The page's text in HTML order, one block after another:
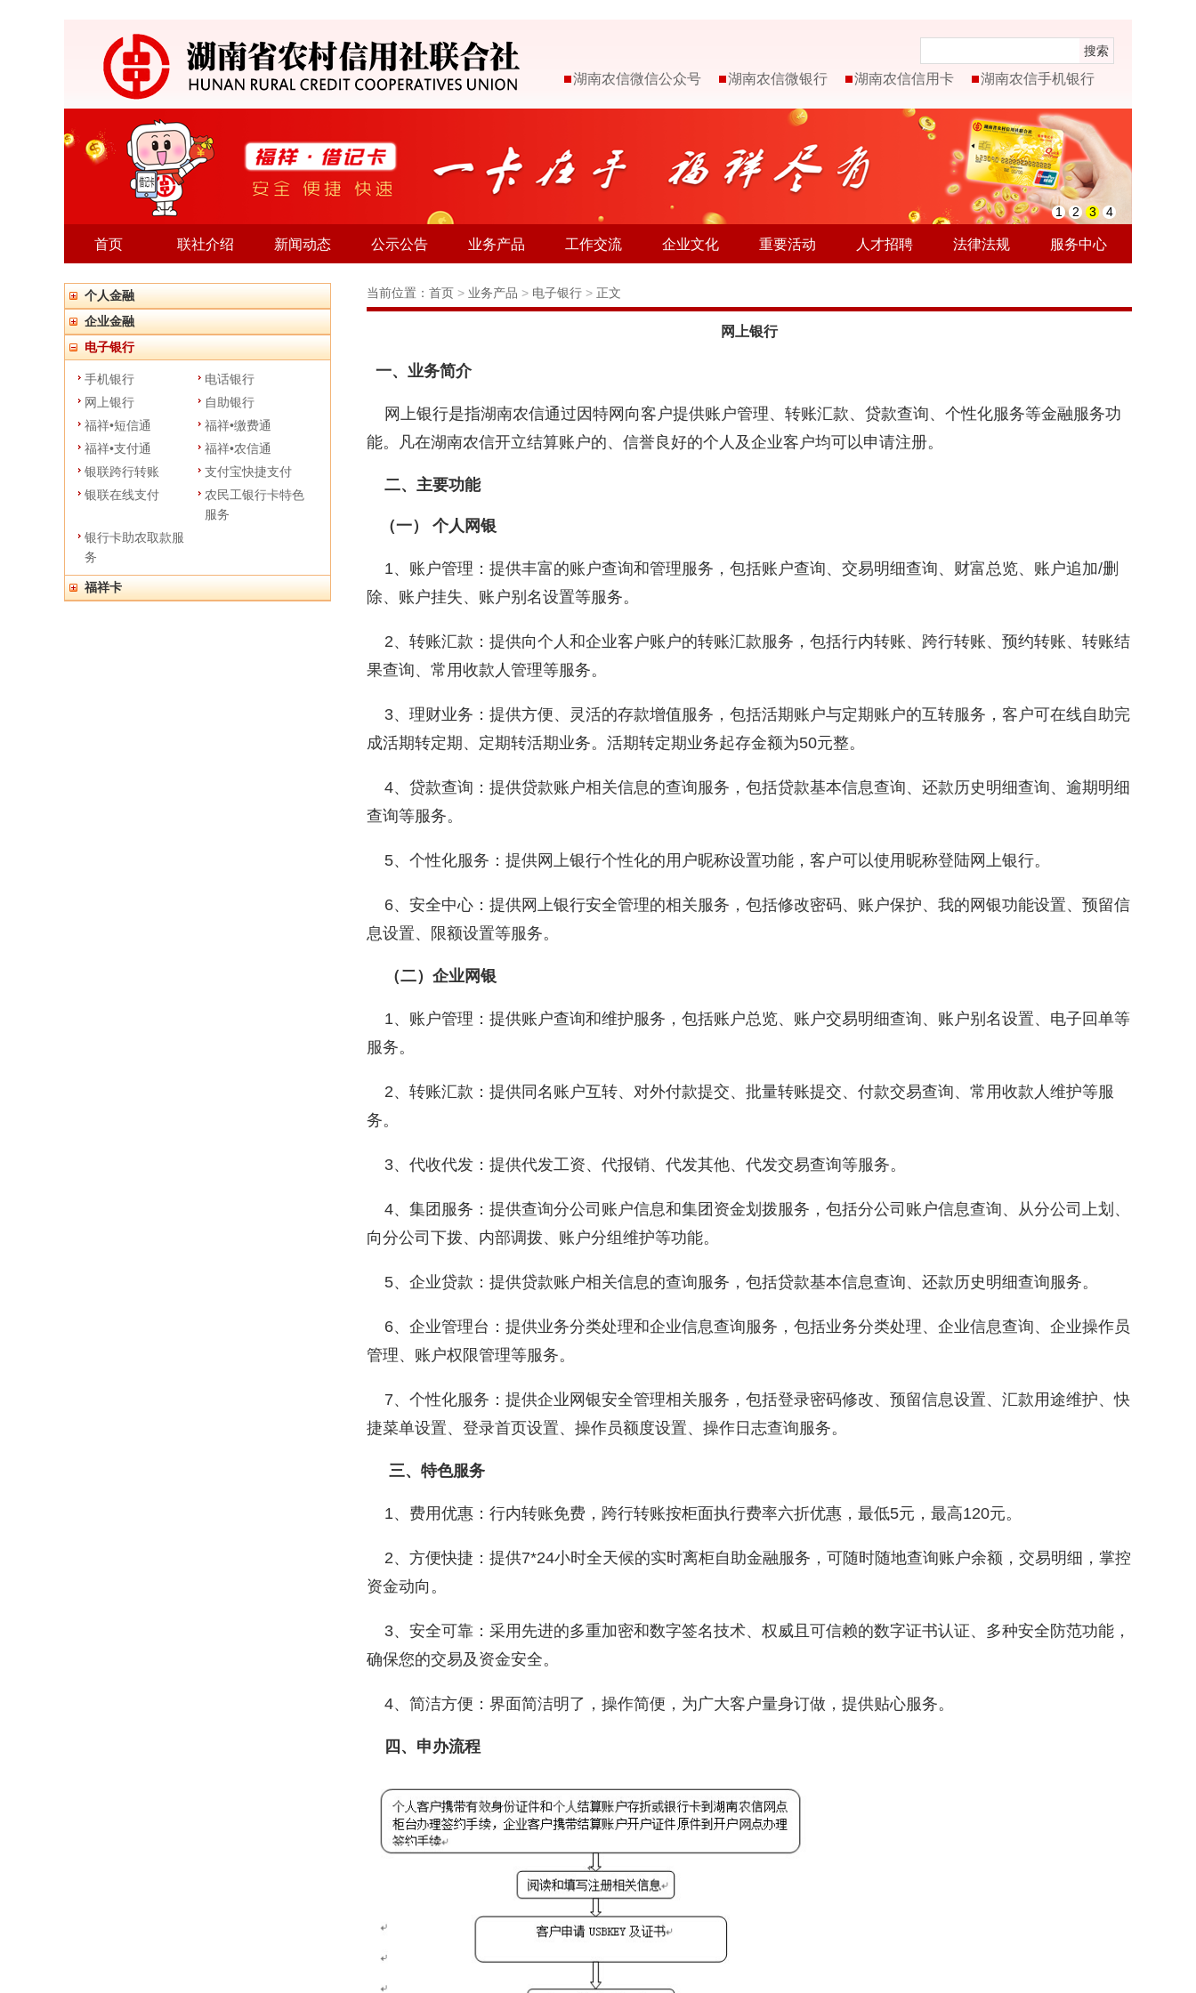
搜索
湖南农信微信公众号 湖南农信微银行 湖南农信信用卡 湖南农信手机银行
1 2 3 4
首页 联社介绍 新闻动态 公示公告 业务产品 工作交流 企业文化 重要活动 人才招聘 法律法规 服务中心
个人金融
企业金融
电子银行
手机银行
电话银行
网上银行
自助银行
福祥•短信通
福祥•缴费通
福祥•支付通
福祥•农信通
银联跨行转账
支付宝快捷支付
银联在线支付
农民工银行卡特色
服务
银行卡助农取款服
务
福祥卡
当前位置： 首页 > 业务产品 > 电子银行 > 正文
网上银行
一、业务简介
网上银行是指湖南农信通过因特网向客户提供账户管理、转账汇款、贷款查询、个性化服务等金融服务功
能。凡在湖南农信开立结算账户的、信誉良好的个人及企业客户均可以申请注册。
二、主要功能
（一） 个人网银
1、账户管理：提供丰富的账户查询和管理服务，包括账户查询、交易明细查询、财富总览、账户追加/删
除、账户挂失、账户别名设置等服务。
2、转账汇款：提供向个人和企业客户账户的转账汇款服务，包括行内转账、跨行转账、预约转账、转账结
果查询、常用收款人管理等服务。
3、理财业务：提供方便、灵活的存款增值服务，包括活期账户与定期账户的互转服务，客户可在线自助完
成活期转定期、定期转活期业务。活期转定期业务起存金额为50元整。
4、贷款查询：提供贷款账户相关信息的查询服务，包括贷款基本信息查询、还款历史明细查询、逾期明细
查询等服务。
5、个性化服务：提供网上银行个性化的用户昵称设置功能，客户可以使用昵称登陆网上银行。
6、安全中心：提供网上银行安全管理的相关服务，包括修改密码、账户保护、我的网银功能设置、预留信
息设置、限额设置等服务。
（二）企业网银
1、账户管理：提供账户查询和维护服务，包括账户总览、账户交易明细查询、账户别名设置、电子回单等
服务。
2、转账汇款：提供同名账户互转、对外付款提交、批量转账提交、付款交易查询、常用收款人维护等服
务。
3、代收代发：提供代发工资、代报销、代发其他、代发交易查询等服务。
4、集团服务：提供查询分公司账户信息和集团资金划拨服务，包括分公司账户信息查询、从分公司上划、
向分公司下拨、内部调拨、账户分组维护等功能。
5、企业贷款：提供贷款账户相关信息的查询服务，包括贷款基本信息查询、还款历史明细查询服务。
6、企业管理台：提供业务分类处理和企业信息查询服务，包括业务分类处理、企业信息查询、企业操作员
管理、账户权限管理等服务。
7、个性化服务：提供企业网银安全管理相关服务，包括登录密码修改、预留信息设置、汇款用途维护、快
捷菜单设置、登录首页设置、操作员额度设置、操作日志查询服务。
三、特色服务
1、费用优惠：行内转账免费，跨行转账按柜面执行费率六折优惠，最低5元，最高120元。
2、方便快捷：提供7*24小时全天候的实时离柜自助金融服务，可随时随地查询账户余额，交易明细，掌控
资金动向。
3、安全可靠：采用先进的多重加密和数字签名技术、权威且可信赖的数字证书认证、多种安全防范功能，
确保您的交易及资金安全。
4、简洁方便：界面简洁明了，操作简便，为广大客户量身订做，提供贴心服务。
四、申办流程